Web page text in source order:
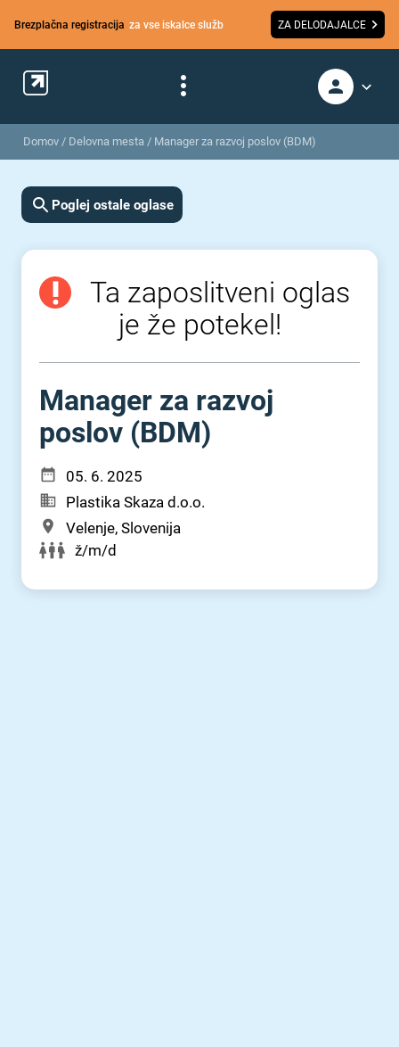
Brezplačna registracija za vse iskalce služb ZA DELODAJALCE
Domov / Delovna mesta / Manager za razvoj poslov (BDM)
Poglej ostale oglase
Ta zaposlitveni oglas
je že potekel!
Manager za razvoj
poslov (BDM)
05. 6. 2025
Plastika Skaza d.o.o.
Velenje, Slovenija
ž/m/d